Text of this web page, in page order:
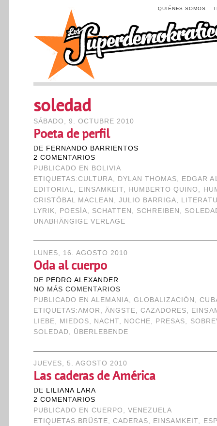
QUIÉNES SOMOS
soledad
SÁBADO, 9. OCTUBRE 2010
Poeta de perfil
DE FERNANDO BARRIENTOS
2 COMENTARIOS
PUBLICADO EN
BOLIVIA
ETIQUETAS:CULTURA, DYLAN THOMAS, EDGAR
EDITORIAL, EINSAMKEIT, HUMBERTO QUINO ,
CRISTÓBAL MACLEAN , JULIO BARRIGA,
LYRIK, POESÍA, SCHATTEN , SCHREIBEN ,
UNABHÄNGIGE VERLAGE
LUNES, 16. AGOSTO 2010
Oda al cuerpo
DE PEDRO ALEXANDER
NO MÁS COMENTARIOS
PUBLICADO EN ALEMANIA,GLOBALIZACIÓN ,
ETIQUETAS:AMOR , ÄNGSTE,CAZADORES,
LIEBE, MIEDOS, NACHT, NOCHE, PRESAS,
SOLEDAD, ÜBERLEBENDE
JUEVES, 5. AGOSTO 2010
Las caderas de América
DE LILIANA LARA
2 COMENTARIOS
PUBLICADO EN CUERPO ,VENEZUELA
ETIQUETAS: BRÜSTE, CADERAS, EINSAMKEIT,